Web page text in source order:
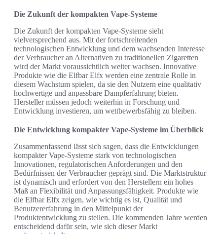
Die Zukunft der kompakten Vape-Systeme
Die Zukunft der kompakten Vape-Systeme sieht
vielversprechend aus. Mit der fortschreitenden
technologischen Entwicklung und dem wachsenden Interesse
der Verbraucher an Alternativen zu traditionellen Zigaretten
wird der Markt voraussichtlich weiter wachsen. Innovative
Produkte wie die Elfbar Elfx werden eine zentrale Rolle in
diesem Wachstum spielen, da sie den Nutzern eine qualitativ
hochwertige und anpassbare Dampferfahrung bieten.
Hersteller müssen jedoch weiterhin in Forschung und
Entwicklung investieren, um wettbewerbsfähig zu bleiben.
Die Entwicklung kompakter Vape-Systeme im Überblick
Zusammenfassend lässt sich sagen, dass die Entwicklungen
kompakter Vape-Systeme stark von technologischen
Innovationen, regulatorischen Anforderungen und den
Bedürfnissen der Verbraucher geprägt sind. Die Marktstruktur
ist dynamisch und erfordert von den Herstellern ein hohes
Maß an Flexibilität und Anpassungsfähigkeit. Produkte wie
die Elfbar Elfx zeigen, wie wichtig es ist, Qualität und
Benutzererfahrung in den Mittelpunkt der
Produktentwicklung zu stellen. Die kommenden Jahre werden
entscheidend dafür sein, wie sich dieser Markt